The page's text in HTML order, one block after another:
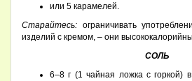
или 5 карамелей.
Старайтесь: ограничивать
изделий с кремом, – они
СОЛЬ
6–8 г (1 чайная ложка с горкой)